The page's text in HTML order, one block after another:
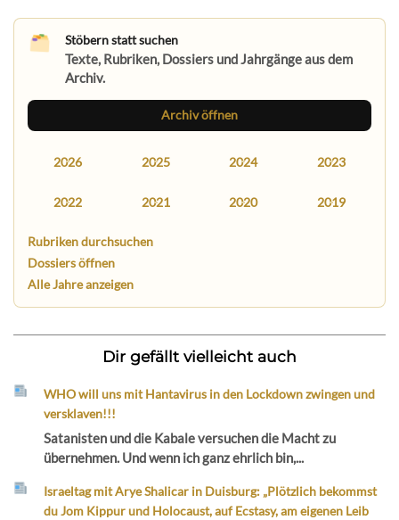
Stöbern statt suchen
Texte, Rubriken, Dossiers und Jahrgänge aus dem
Archiv.
Archiv öffnen
2026 2025 2024 2023
2022 2021 2020 2019
Rubriken durchsuchen
Dossiers öffnen
Alle Jahre anzeigen
Dir gefällt vielleicht auch
WHO will uns mit Hantavirus in den Lockdown zwingen und
versklaven!!!
Satanisten und die Kabale versuchen die Macht zu
übernehmen. Und wenn ich ganz ehrlich bin,...
Israeltag mit Arye Shalicar in Duisburg: „Plötzlich bekommst
du Jom Kippur und Holocaust, auf Ecstasy, am eigenen Leib